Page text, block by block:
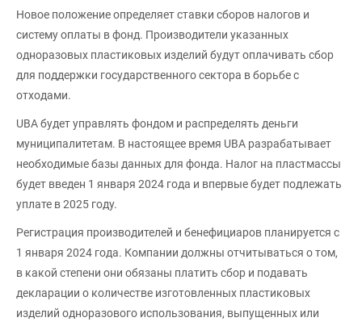
Новое положение определяет ставки сборов налогов и
систему оплаты в фонд. Производители указанных
одноразовых пластиковых изделий будут оплачивать сбор
для поддержки государственного сектора в борьбе с
отходами.
UBA будет управлять фондом и распределять деньги
муниципалитетам. В настоящее время UBA разрабатывает
необходимые базы данных для фонда. Налог на пластмассы
будет введен 1 января 2024 года и впервые будет подлежать
уплате в 2025 году.
Регистрация производителей и бенефициаров планируется с
1 января 2024 года. Компании должны отчитываться о том,
в какой степени они обязаны платить сбор и подавать
декларации о количестве изготовленных пластиковых
изделий одноразового использования, выпущенных или